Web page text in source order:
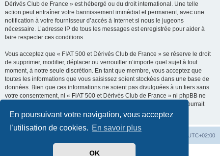
En poursuivant votre navigation, vous acceptez
l’utilisation de cookies. En savoir plus
OK
Dérivés Club de France » est hébergé ou du droit international. Une telle
action peut entraîner votre bannissement immédiat et permanent, avec une
notification à votre fournisseur d’accès à Internet si nous le jugeons
nécessaire. L’adresse IP de tous les messages est enregistrée pour aider à
faire respecter ces conditions.
Vous acceptez que « FIAT 500 et Dérivés Club de France » se réserve le droit
de supprimer, modifier, déplacer ou verrouiller n’importe quel sujet à tout
moment, à notre seule discrétion. En tant que membre, vous acceptez que
toutes les informations que vous saisissez soient stockées dans une base de
données. Bien que ces informations ne soient pas divulguées à un tiers sans
votre consentement, ni « FIAT 500 et Dérivés Club de France » ni phpBB ne
pourront être tenus responsables de toute tentative de piratage qui pourrait
conduire à la compromission des données.
UTC+02:00
phpBB ® Forum Software © phpBB Limited